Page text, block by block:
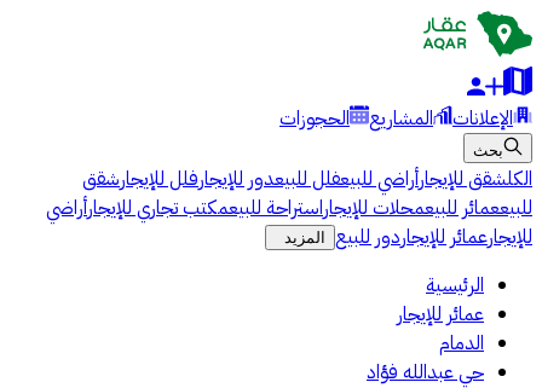
الإعلانات المشاريع الحجوزات
بحث
الكلشقق للإيجارأراضي للبيعفلل للبيعدور للإيجارفلل للإيجارشقق
للبيععمائر للبيعمحلات للإيجاراستراحة للبيعمكتب تجاري للإيجارأراضي
للإيجارعمائر للإيجاردور للبيع المزيد
الرئيسية
عمائر للإيجار
الدمام
حي عبدالله فؤاد